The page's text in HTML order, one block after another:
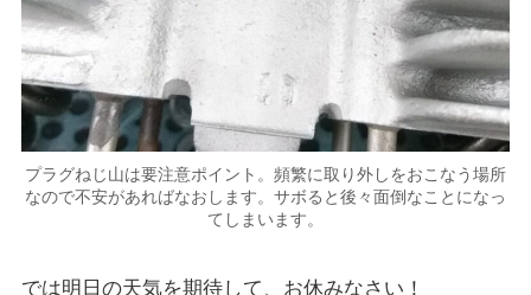
プラグねじ山は要注意ポイント。頻繁に取り外しをおこなう場所
なので不安があればなおします。サボると後々面倒なことになっ
てしまいます。
では明日の天気を期待して、お休みなさい！